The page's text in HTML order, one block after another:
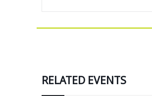
RELATED EVENTS